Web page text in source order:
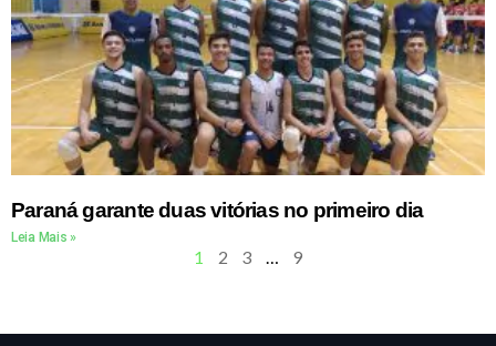
Paraná garante duas vitórias no primeiro dia
Leia Mais »
1 2 3 9